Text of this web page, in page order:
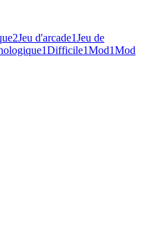
2Jeu d'arcade1Jeu de
1Difficile1Mod1Mod